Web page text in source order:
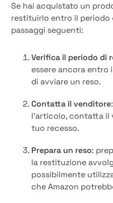
Se hai acquistato un
restituirlo entro il periodo
passaggi seguenti:
Verifica il periodo di
essere ancora entro
di avviare un reso.
Contatta il venditore
l'articolo, contatta il
tuo recesso.
Prepara un reso:
la restituzione
possibilmente
che Amazon